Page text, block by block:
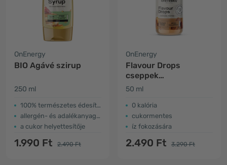
OnEnergy
BIO Agávé szirup
250 ml
100% természetes édesítőszer
allergén- és adalékanyagmentes
a cukor helyettesítője
1.990 Ft 2.490 Ft
OnEnergy
Flavour Drops
cseppek
édesítőszerrel –
50 ml
0 kalória
cukormentes
íz fokozására
2.490 Ft 3.290 Ft